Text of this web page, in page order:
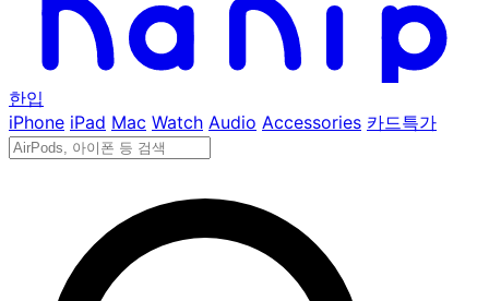
한입
iPhone iPad Mac Watch Audio Accessories 카드특가